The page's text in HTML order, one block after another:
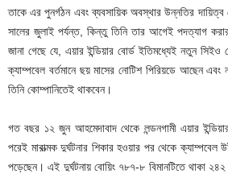
তাকে এর পুনর্গঠন এবং ব্যবসায়িক অবস্থার উন্নতির
সালের জুলাই পর্যন্ত, কিন্তু তিনি তার আগেই পদত্যাগ
জানা গেছে যে, এয়ার ইন্ডিয়ার বোর্ড ইতিমধ্যেই নতুন
ক্যাম্পবেল বর্তমানে ছয় মাসের নোটিশ পিরিয়ডে আছেন
তিনি কোম্পানিতেই থাকবেন।
গত বছর ১২ জুন আহমেদাবাদ থেকে লন্ডনগামী এয়ার
পরেই মারাত্মক দুর্ঘটনার শিকার হওয়ার পর থেকে ক্যাম্পবেল
পড়েছেন। এই দুর্ঘটনায় বোয়িং ৭৮৭-৮ বিমানটিতে থাকা